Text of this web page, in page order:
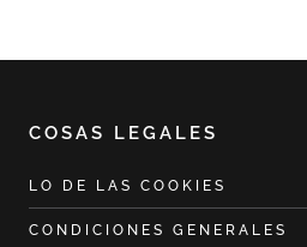
COSAS LEGALES
LO DE LAS COOKIES
CONDICIONES GENERALES